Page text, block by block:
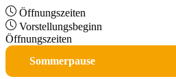
Öffnungszeiten
Vorstellungsbeginn
Öffnungszeiten
Sommerpause